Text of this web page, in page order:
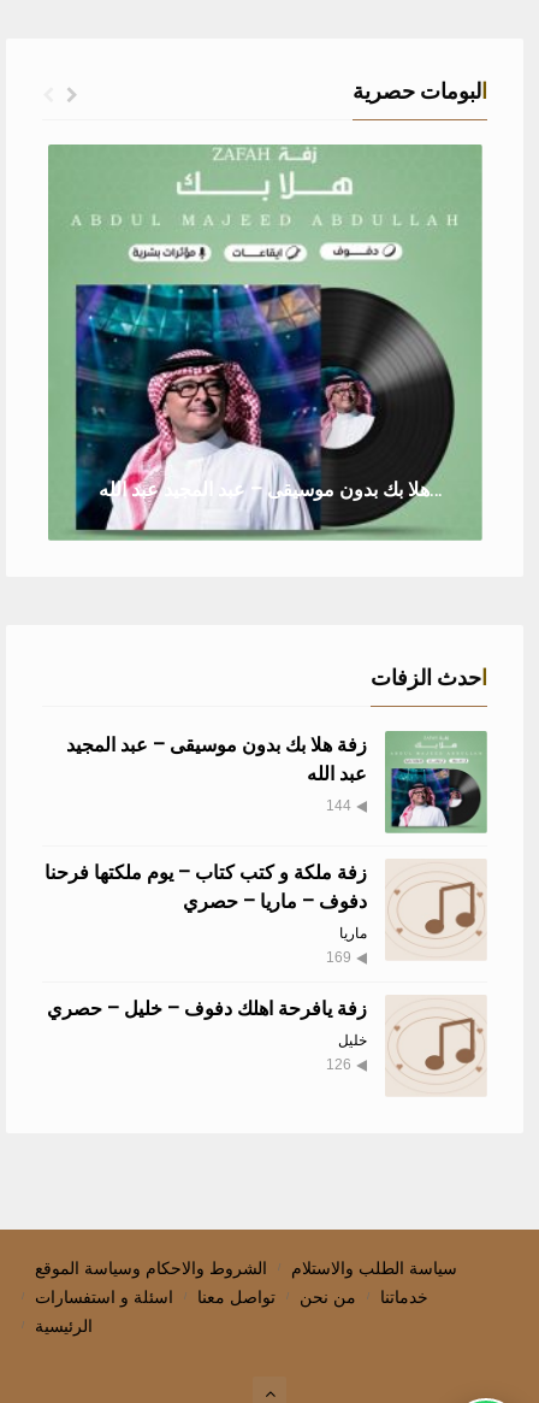
البومات حصرية
زفة هلا بك بدون موسيقى – عبد المجيد عبد الله
احدث الزفات
زفة هلا بك بدون موسيقى – عبد المجيد
عبد الله
144
زفة ملكة و كتب كتاب – يوم ملكتها فرحنا
دفوف – ماريا – حصري
ماريا
169
زفة يافرحة اهلك دفوف – خليل – حصري
خليل
126
الشروط والاحكام وسياسة الموقع
سياسة الطلب والاستلام
اسئلة و استفسارات
تواصل معنا من نحن
خدماتنا
الرئيسية